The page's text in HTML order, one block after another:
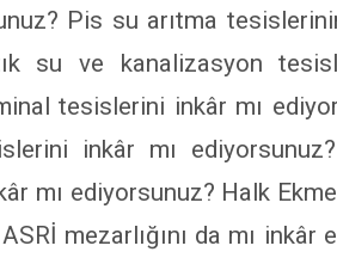
Pis su arıtma
su ve kanalizasyon
tesislerini inkâr mı
inkâr mı
mı ediyorsunuz? Halk
mezarlığını da mı inkâr